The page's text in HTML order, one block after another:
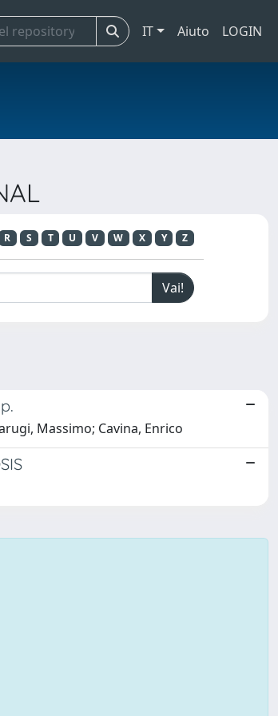
IT Aiuto LOGIN
R S T U V W X Y Z
Massimo; Cavina, Enrico